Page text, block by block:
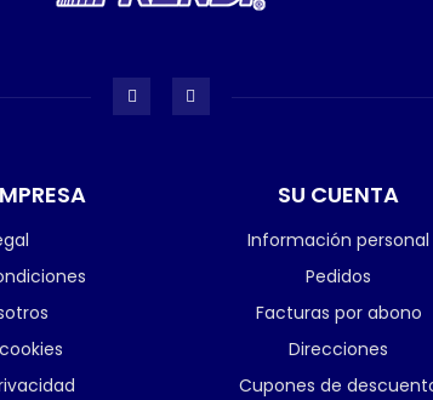
SU CUENTA
Información personal
Pedidos
Facturas por abono
Direcciones
Cupones de